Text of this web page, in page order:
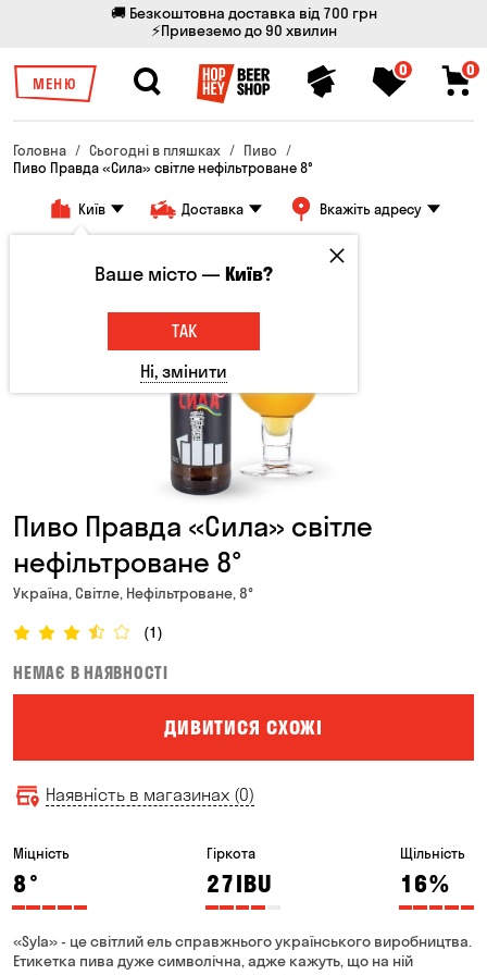
🚚 Безкоштовна доставка від 700 грн
⚡Привеземо до 90 хвилин
МЕНЮ
0 0
Головна Сьогодні в пляшках
Пиво
Пиво Правда «Сила» світле нефільтроване 8°
Київ Доставка Вкажіть адресу
Пиво Правда «Сила» світле
нефільтроване 8°
Україна, Світле, Нефільтроване, 8°
(1)
НЕМАЄ В НАЯВНОСТІ
ДИВИТИСЯ СХОЖІ
Наявність в магазинах (0)
Міцність
8°
Гіркота
27IBU
Щільність
16%
«Syla» - це світлий ель справжнього українського виробництва.
Етикетка пива дуже символічна, адже кажуть, що на ній
Ваше місто —Київ?
ТАК
Ні, змінити